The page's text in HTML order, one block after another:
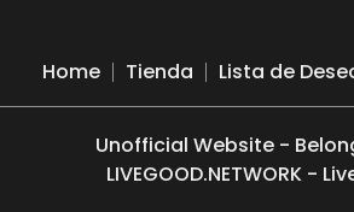
Home Tienda Lista de
Unofficial Website -
LIVEGOOD.NETWORK -